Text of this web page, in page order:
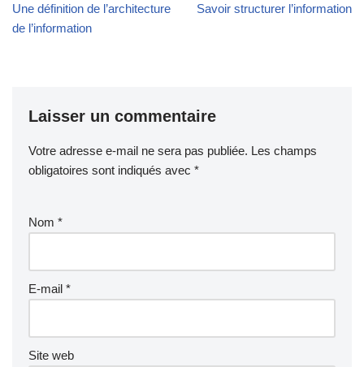
Une définition de l’architecture
de l’information
Savoir structurer l’information
Laisser un commentaire
Votre adresse e-mail ne sera pas publiée. Les champs
obligatoires sont indiqués avec *
Nom *
E-mail *
Site web